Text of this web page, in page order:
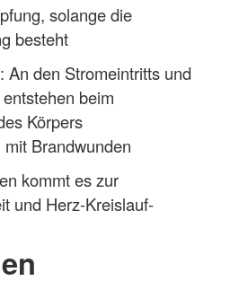
solange die
besteht
An den Stromeintritts und
beim
Körpers
Brandwunden
kommt es zur
und Herz-Kreislauf-